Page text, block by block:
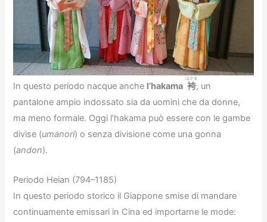
In questo periodo nacque anche l’hakama 袴
はかま
, un
pantalone ampio indossato sia da uomini che da donne,
ma meno formale. Oggi l’hakama può essere con le gambe
divise (umanori) o senza divisione come una gonna
(andon).
Periodo Heian (794–1185)
In questo periodo storico il Giappone smise di mandare
continuamente emissari in Cina ed importarne le mode: